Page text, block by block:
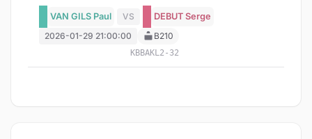
VAN GILS Paul VS
DEBUT Serge
2026-01-29 21:00:00
B210
KBBAKL2-32